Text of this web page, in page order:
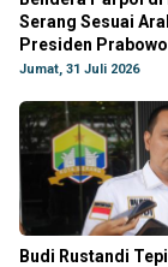
Serang Sesuai
Presiden Prabowo
Jumat, 31 Juli 2026
Budi Rustandi